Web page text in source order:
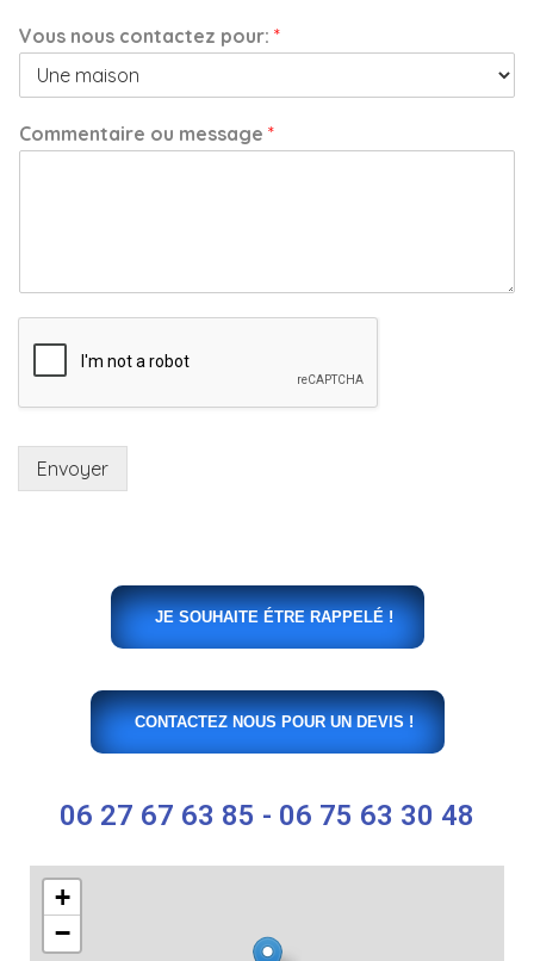
Vous nous contactez pour: *
Commentaire ou message *
Envoyer
JE SOUHAITE ÉTRE RAPPELÉ !
CONTACTEZ NOUS POUR UN DEVIS !
06 27 67 63 85 - 06 75 63 30 48
+
−